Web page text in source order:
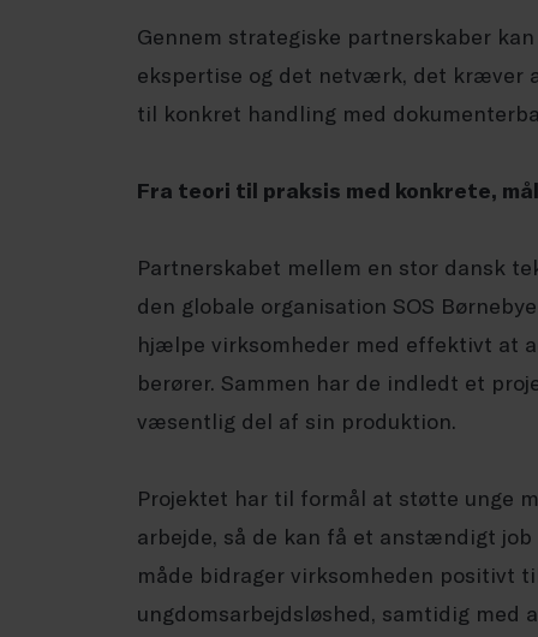
Gennem strategiske partnerskaber
ekspertise og det netværk, det kræver
til konkret handling med
Fra teori til praksis med konkrete,
Partnerskabet mellem en stor dansk
den globale organisation SOS
hjælpe virksomheder med effektivt at
berører. Sammen har de indledt et
væsentlig del af sin produktion.
Projektet har til formål at støtte unge
arbejde, så de kan få et anstændigt
måde bidrager virksomheden positivt
ungdomsarbejdsløshed, samtidig